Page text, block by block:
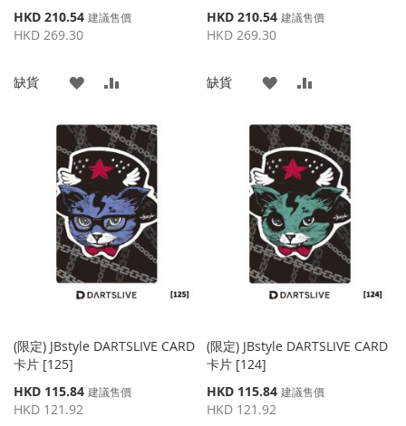
特
殊
HKD 210.54 建議售價
HKD 269.30
缺貨
添
到
收
藏
夾
並
比
較
特
殊
HKD 210.54 建議售價
HKD 269.30
缺貨
添
到
收
藏
夾
並
比
較
(限定) JBstyle DARTSLIVE CARD
卡片 [125]
特
殊
HKD 115.84 建議售價
HKD 121.92
(限定) JBstyle DARTSLIVE CARD
卡片 [124]
特
殊
HKD 115.84 建議售價
HKD 121.92